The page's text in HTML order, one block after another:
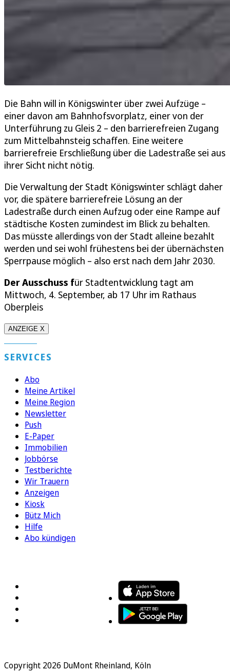
Die Bahn will in Königswinter über zwei Aufzüge –
einer davon am Bahnhofsvorplatz, einer von der
Unterführung zu Gleis 2 – den barrierefreien Zugang
zum Mittelbahnsteig schaffen. Eine weitere
barrierefreie Erschließung über die Ladestraße sei aus
ihrer Sicht nicht nötig.
Die Verwaltung der Stadt Königswinter schlägt daher
vor, die spätere barrierefreie Lösung an der
Ladestraße durch einen Aufzug oder eine Rampe auf
städtische Kosten zumindest im Blick zu behalten.
Das müsste allerdings von der Stadt alleine bezahlt
werden und sei wohl frühestens bei der übernächsten
Sperrpause möglich – also erst nach dem Jahr 2030.
Der Ausschuss für Stadtentwicklung tagt am
Mittwoch, 4. September, ab 17 Uhr im Rathaus
Oberpleis
ANZEIGE X
SERVICES
Abo
Meine Artikel
Meine Region
Newsletter
Push
E-Paper
Immobilien
Jobbörse
Testberichte
Wir Trauern
Anzeigen
Kiosk
Bütz Mich
Hilfe
Abo kündigen
Copyright 2026 DuMont Rheinland, Köln